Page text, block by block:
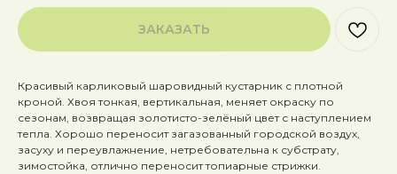
ЗАКАЗАТЬ
Красивый карликовый шаровидный кустарник с плотной
кроной. Хвоя тонкая, вертикальная, меняет окраску по
сезонам, возвращая золотисто-зелёный цвет с наступлением
тепла. Хорошо переносит загазованный городской воздух,
засуху и переувлажнение, нетребовательна к субстрату,
зимостойка, отлично переносит топиарные стрижки.